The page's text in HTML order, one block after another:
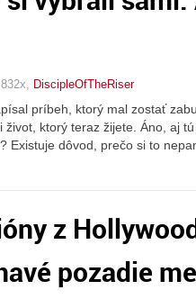
DiscipleOfTheRiser
príbeh, ktorý mal zostať
život, ktorý teraz žijete. Áno, aj
Existuje dôvod, prečo si to
z
pozadie